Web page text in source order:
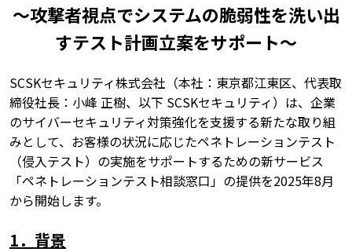
～攻撃者視点でシステムの脆弱性を洗い出
すテスト計画立案をサポート～
SCSKセキュリティ株式会社（本社：東京都江東区、代表取
締役社長：小峰 正樹、以下 SCSKセキュリティ）は、企業
のサイバーセキュリティ対策強化を支援する新たな取り組
みとして、お客様の状況に応じたペネトレーションテスト
（侵入テスト）の実施をサポートするための新サービス
「ペネトレーションテスト相談窓口」の提供を2025年8月
から開始します。
1．背景